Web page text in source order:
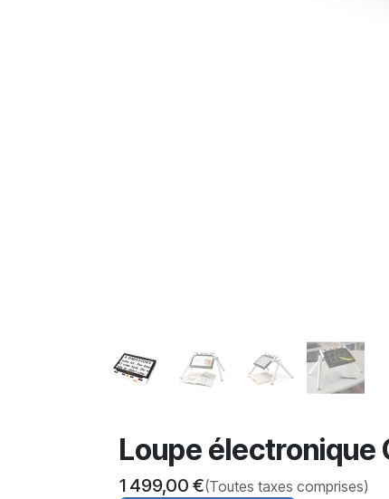
Loupe électronique
1 499,00 €(Toutes taxes comprises)